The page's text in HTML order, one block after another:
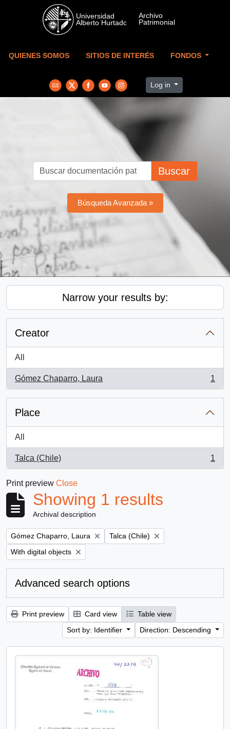
Skip to main content
QUIENES SOMOS SITIOS DE INTERÉS FONDOS
Log in
Buscar
Búsqueda Avanzada »
Narrow your results by:
Creator
All
Gómez Chaparro, Laura
, 1 results
1
Place
All
Talca (Chile)
, 1 results
1
Print preview Close
Showing 1 results
Archival description
Remove filter:
Gómez Chaparro, Laura Remove filter:
Talca (Chile)
Remove filter:
With digital objects
Advanced search options
Print preview Card view
Table view
Sort by: Identifier
Direction: Descending